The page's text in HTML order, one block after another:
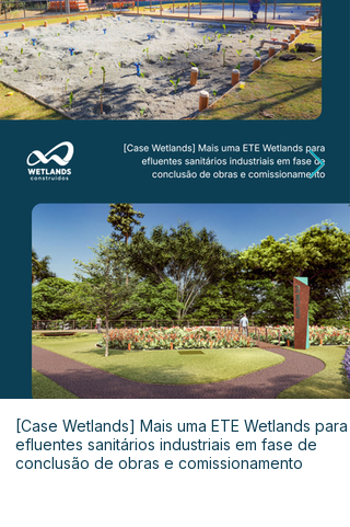
[Case Wetlands] Mais uma ETE Wetlands para
efluentes sanitários industriais em fase de
conclusão de obras e comissionamento